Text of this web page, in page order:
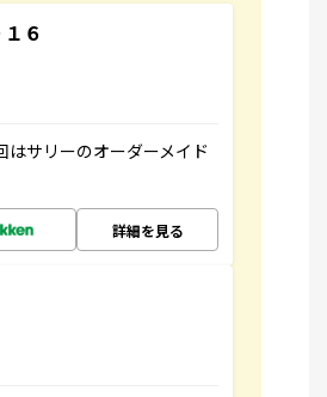
６
サリーのオーダーメイド
詳細を見る